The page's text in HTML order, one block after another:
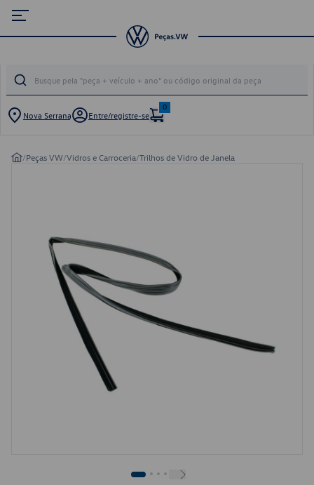
Nova Serrana Entre/registre-se
0
/Peças VW/Vidros e Carroceria/Trilhos de Vidro de Janela